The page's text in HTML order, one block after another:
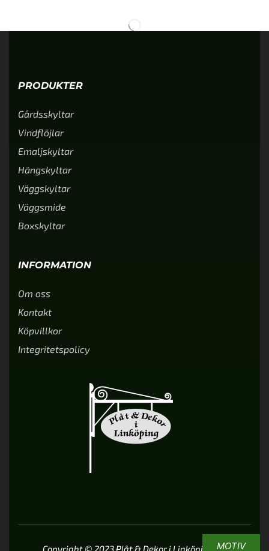
MOTIV
PRODUKTER
Gårdsskyltar
Vindflöjlar
Emaljskyltar
Hängskyltar
Väggskyltar
Väggsmide
Boxskyltar
INFORMATION
Om oss
Kontakt
Köpvillkor
Integritetspolicy
Copyright © 2023 Plåt & Dekor i Linköping AB